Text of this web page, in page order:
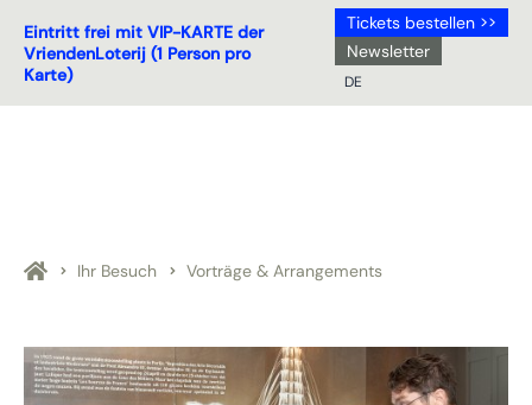
Eintritt frei mit VIP-KARTE der
VriendenLoterij (1 Person pro
Karte)
Tickets bestellen >>
Newsletter
DE
Ihr Besuch Vorträge & Arrangements